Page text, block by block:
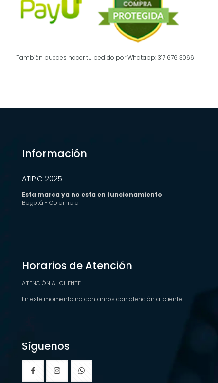
También puedes hacer tu pedido por Whatapp: 317 676 3066
Información
ATIPIC 2025
Esta marca ya no esta en funcionamiento
Bogotá - Colombia
Horarios de Atención
ATENCIÓN AL CLIENTE:
En este momento no contamos con atención al cliente.
Síguenos